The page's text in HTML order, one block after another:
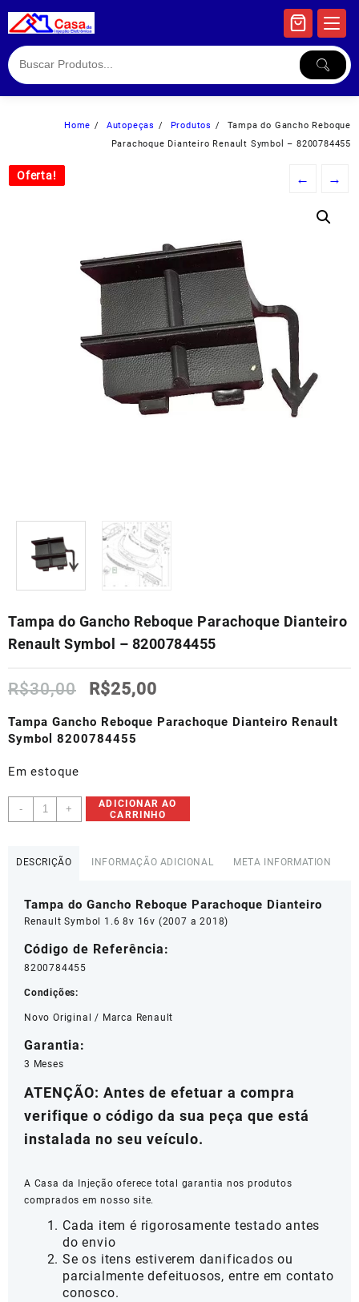
to
Home Autopeças Produtos
Tampa do Gancho Reboque
Parachoque Dianteiro Renault Symbol – 8200784455
Oferta! ← →
Tampa do Gancho Reboque Parachoque Dianteiro
Renault Symbol – 8200784455
R$30,00
O
original
era:
R$25,00
atual
Tampa Gancho Reboque Parachoque Dianteiro Renault
Symbol 8200784455
Em estoque
-
Tampa
do
Reboque
Parachoque
Renault
Symbol
8200784455
quantidade
+
ADICIONAR AO
CARRINHO
DESCRIÇÃO INFORMAÇÃO ADICIONAL META INFORMATION
Tampa do Gancho Reboque Parachoque Dianteiro
Renault Symbol 1.6 8v 16v (2007 a 2018)
Código de Referência:
8200784455
Condições:
Novo Original / Marca Renault
Garantia:
3 Meses
ATENÇÃO: Antes de efetuar a compra
verifique o código da sua peça que está
instalada no seu veículo.
A Casa da Injeção oferece total garantia nos produtos
comprados em nosso site.
Cada item é rigorosamente testado antes
do envio
Se os itens estiverem danificados ou
parcialmente defeituosos, entre em contato
conosco.
Oferta!